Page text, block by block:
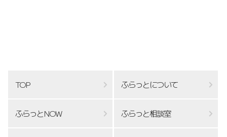
TOP ふらっとについて
ふらっとNOW ふらっと相談室